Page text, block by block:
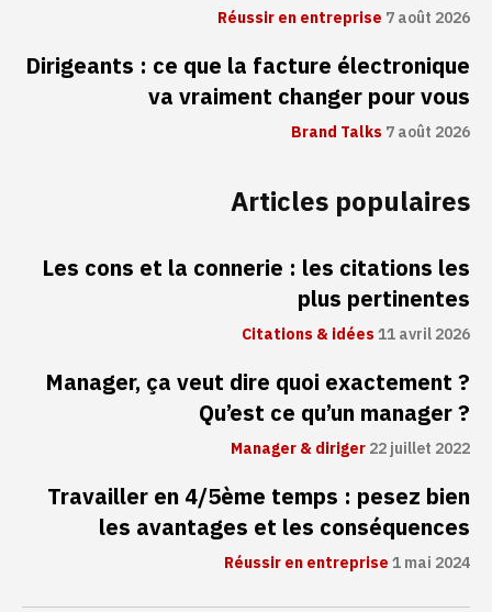
Réussir en entreprise 7 août 2026
Dirigeants : ce que la facture électronique
va vraiment changer pour vous
Brand Talks7 août 2026
Articles populaires
Les cons et la connerie : les citations les
plus pertinentes
Citations & idées11 avril 2026
Manager, ça veut dire quoi exactement ?
Qu’est ce qu’un manager ?
Manager & diriger22 juillet 2022
Travailler en 4/5ème temps : pesez bien
les avantages et les conséquences
Réussir en entreprise1 mai 2024